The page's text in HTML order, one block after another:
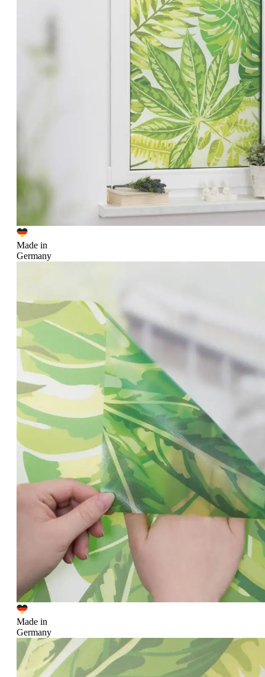
Made in
Germany
Made in
Germany